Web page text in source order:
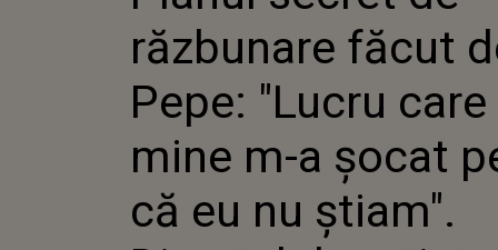
MINE M-
ŞTIAM".
PE
ÎN
răzbunare făcut
Pepe: "Lucru care
mine m-a şocat
că eu nu ştiam".